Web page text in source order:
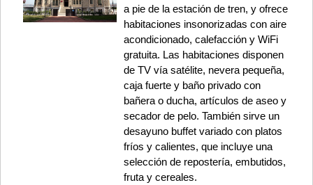
a pie de la estación de tren, y ofrece
habitaciones insonorizadas con aire
acondicionado, calefacción y WiFi
gratuita. Las habitaciones disponen
de TV vía satélite, nevera pequeña,
caja fuerte y baño privado con
bañera o ducha, artículos de aseo y
secador de pelo. También sirve un
desayuno buffet variado con platos
fríos y calientes, que incluye una
selección de repostería, embutidos,
fruta y cereales.